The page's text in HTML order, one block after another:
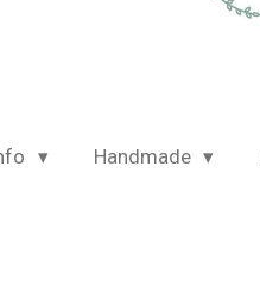
Handmade